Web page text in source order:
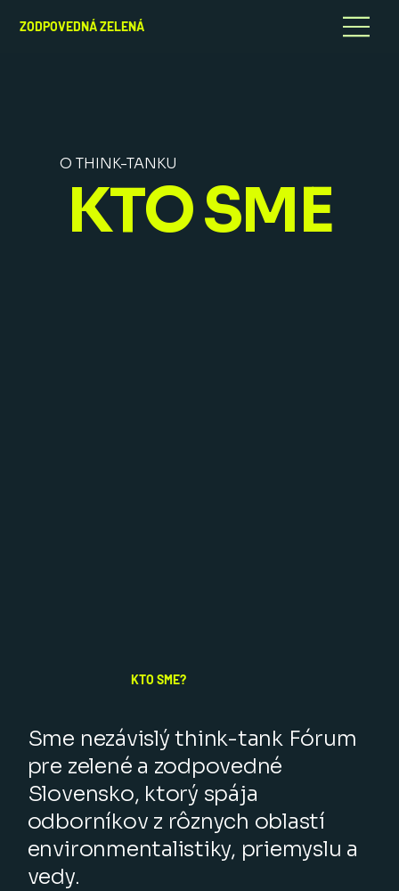
KTO SME?
Sme nezávislý think-tank Fórum
pre zelené a zodpovedné
Slovensko, ktorý spája
odborníkov z rôznych oblastí
environmentalistiky, priemyslu a
vedy.
O THINK-TANKU
KTO SME
ZODPOVEDNÁ ZELENÁ